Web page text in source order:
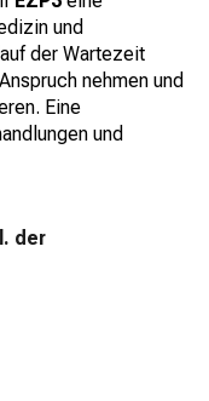
und
der Wartezeit
nehmen und
Eine
und
der